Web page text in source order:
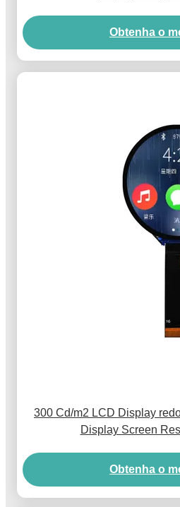
Obtenha o
300 Cd/m2 LCD Display
Display Screen
Obtenha o